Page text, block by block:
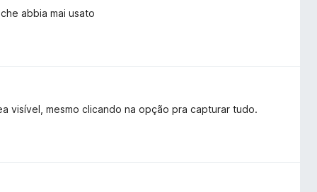
abbia mai usato
visível, mesmo clicando na opção pra capturar tudo.